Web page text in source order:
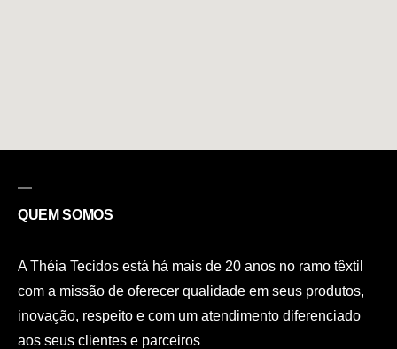
QUEM SOMOS
A Théia Tecidos está há mais de 20 anos no ramo têxtil
com a missão de oferecer qualidade em seus produtos,
inovação, respeito e com um atendimento diferenciado
aos seus clientes e parceiros